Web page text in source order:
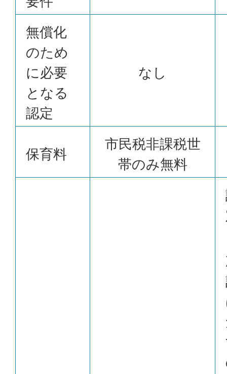
無償化
のため
に必要
となる
認定
なし
保育料
市民税非課税世
帯のみ無料